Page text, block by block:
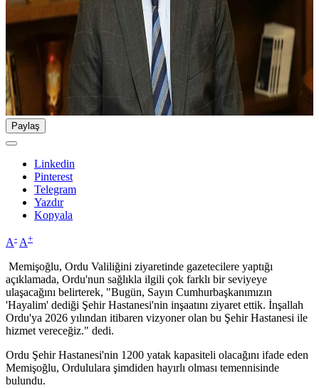
Paylaş
Linkedin
Pinterest
Telegram
Yazdır
Kopyala
A- A+
Memişoğlu, Ordu Valiliğini ziyaretinde gazetecilere yaptığı
açıklamada, Ordu'nun sağlıkla ilgili çok farklı bir seviyeye
ulaşacağını belirterek, "Bugün, Sayın Cumhurbaşkanımızın
'Hayalim' dediği Şehir Hastanesi'nin inşaatını ziyaret ettik. İnşallah
Ordu'ya 2026 yılından itibaren vizyoner olan bu Şehir Hastanesi ile
hizmet vereceğiz." dedi.
Ordu Şehir Hastanesi'nin 1200 yatak kapasiteli olacağını ifade eden
Memişoğlu, Ordululara şimdiden hayırlı olması temennisinde
bulundu.